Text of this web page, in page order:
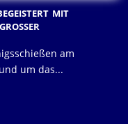
mit
am
um das...